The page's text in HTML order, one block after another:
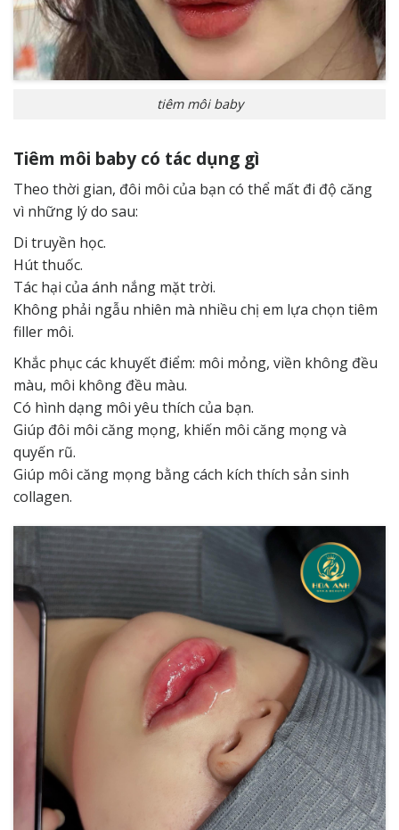
tiêm môi baby
Tiêm môi baby có tác dụng gì
Theo thời gian, đôi môi của bạn có thể mất đi độ căng
vì những lý do sau:
Di truyền học.
Hút thuốc.
Tác hại của ánh nắng mặt trời.
Không phải ngẫu nhiên mà nhiều chị em lựa chọn tiêm
filler môi.
Khắc phục các khuyết điểm: môi mỏng, viền không đều
màu, môi không đều màu.
Có hình dạng môi yêu thích của bạn.
Giúp đôi môi căng mọng, khiến môi căng mọng và
quyến rũ.
Giúp môi căng mọng bằng cách kích thích sản sinh
collagen.